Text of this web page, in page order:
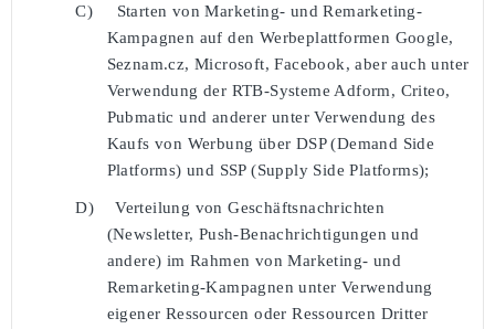
C)
Starten von Marketing- und Remarketing-
Kampagnen auf den Werbeplattformen Google,
Seznam.cz, Microsoft, Facebook, aber auch unter
Verwendung der RTB-Systeme Adform, Criteo,
Pubmatic und anderer unter Verwendung des
Kaufs von Werbung über DSP (Demand Side
Platforms) und SSP (Supply Side Platforms);
D)
Verteilung von Geschäftsnachrichten
(Newsletter, Push-Benachrichtigungen und
andere) im Rahmen von Marketing- und
Remarketing-Kampagnen unter Verwendung
eigener Ressourcen oder Ressourcen Dritter